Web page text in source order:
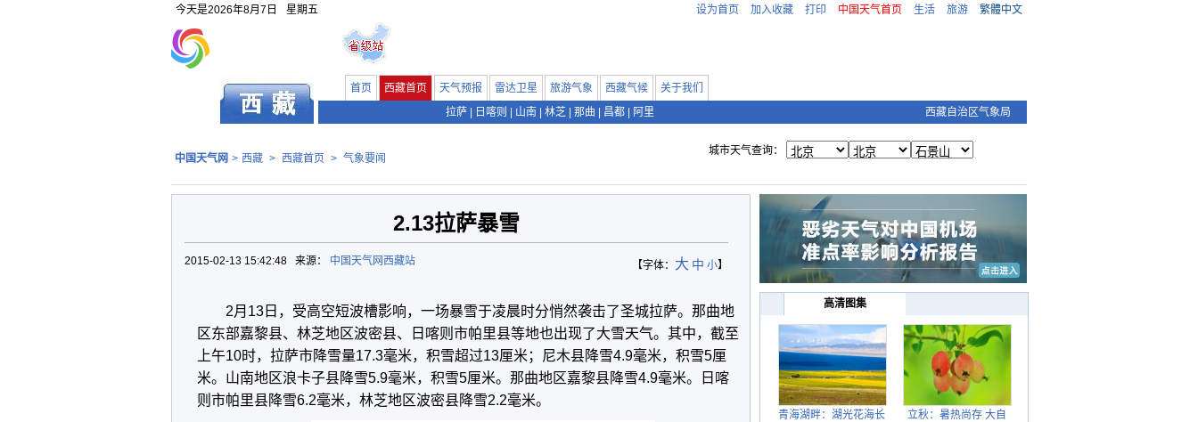
今天是2026年8月7日 星期五 设为首页 加入收藏 打印 中国天气首页 生活 旅游 繁體中文
首页 西藏首页 天气预报 雷达卫星 旅游气象 西藏气候
关于我们
拉萨
日喀则 山南 林芝 那曲 昌都 阿里 西藏自治区气象局
中国天气网 > 西藏 > 西藏首页 > 气象要闻
城市天气查询：
2.13拉萨暴雪
【字体： 大 中 小】
2015-02-13 15:42:48 来源： 中国天气网西藏站
2月13日，受高空短波槽影响，一场暴雪于凌晨时分悄然袭击了圣城拉萨。那曲地
区东部嘉黎县、林芝地区波密县、日喀则市帕里县等地也出现了大雪天气。其中，截至
上午10时，拉萨市降雪量17.3毫米，积雪超过13厘米；尼木县降雪4.9毫米，积雪5厘
米。山南地区浪卡子县降雪5.9毫米，积雪5厘米。那曲地区嘉黎县降雪4.9毫米。日喀
则市帕里县降雪6.2毫米，林芝地区波密县降雪2.2毫米。
高清图集
青海湖畔：湖光花海长 立秋：暑热尚存 大自